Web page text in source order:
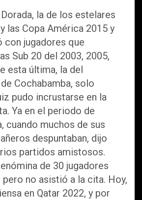
la de los estelares
las Copa América 2015 y
con jugadores que
Sub 20 del 2003, 2005,
esta última, la del
Cochabamba, solo
pudo incrustarse en la
Ya en el periodo de
cuando muchos de sus
despuntaban, dijo
partidos amistosos.
de 30 jugadores
pero no asistió a la cita. Hoy,
en Qatar 2022, y por